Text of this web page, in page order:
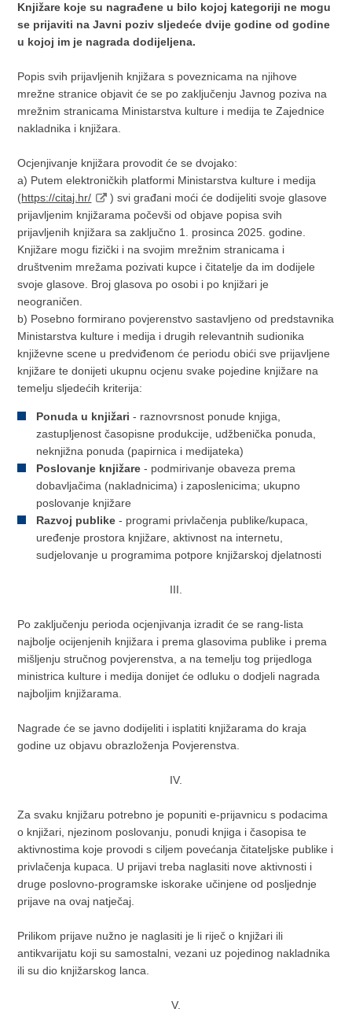
Knjižare koje su nagrađene u bilo kojoj kategoriji ne mogu
se prijaviti na Javni poziv sljedeće dvije godine od godine
u kojoj im je nagrada dodijeljena.
Popis svih prijavljenih knjižara s poveznicama na njihove
mrežne stranice objavit će se po zaključenju Javnog poziva na
mrežnim stranicama Ministarstva kulture i medija te Zajednice
nakladnika i knjižara.
Ocjenjivanje knjižara provodit će se dvojako:
a) Putem elektroničkih platformi Ministarstva kulture i medija
(https://citaj.hr/
) svi građani moći će dodijeliti svoje glasove
prijavljenim knjižarama počevši od objave popisa svih
prijavljenih knjižara sa zaključno 1. prosinca 2025. godine.
Knjižare mogu fizički i na svojim mrežnim stranicama i
društvenim mrežama pozivati kupce i čitatelje da im dodijele
svoje glasove. Broj glasova po osobi i po knjižari je
neograničen.
b) Posebno formirano povjerenstvo sastavljeno od predstavnika
Ministarstva kulture i medija i drugih relevantnih sudionika
književne scene u predviđenom će periodu obići sve prijavljene
knjižare te donijeti ukupnu ocjenu svake pojedine knjižare na
temelju sljedećih kriterija:
Ponuda u knjižari - raznovrsnost ponude knjiga,
zastupljenost časopisne produkcije, udžbenička ponuda,
neknjižna ponuda (papirnica i medijateka)
Poslovanje knjižare - podmirivanje obaveza prema
dobavljačima (nakladnicima) i zaposlenicima; ukupno
poslovanje knjižare
Razvoj publike - programi privlačenja publike/kupaca,
uređenje prostora knjižare, aktivnost na internetu,
sudjelovanje u programima potpore knjižarskoj djelatnosti
III.
Po zaključenju perioda ocjenjivanja izradit će se rang-lista
najbolje ocijenjenih knjižara i prema glasovima publike i prema
mišljenju stručnog povjerenstva, a na temelju tog prijedloga
ministrica kulture i medija donijet će odluku o dodjeli nagrada
najboljim knjižarama.
Nagrade će se javno dodijeliti i isplatiti knjižarama do kraja
godine uz objavu obrazloženja Povjerenstva.
IV.
Za svaku knjižaru potrebno je popuniti e-prijavnicu s podacima
o knjižari, njezinom poslovanju, ponudi knjiga i časopisa te
aktivnostima koje provodi s ciljem povećanja čitateljske publike i
privlačenja kupaca. U prijavi treba naglasiti nove aktivnosti i
druge poslovno-programske iskorake učinjene od posljednje
prijave na ovaj natječaj.
Prilikom prijave nužno je naglasiti je li riječ o knjižari ili
antikvarijatu koji su samostalni, vezani uz pojedinog nakladnika
ili su dio knjižarskog lanca.
V.